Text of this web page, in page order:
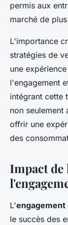
permis aux
marché de
L'importance
stratégies de
une
l'engagement
intégrant cette
non seulement
offrir une
des
Impact
L'
le succès des